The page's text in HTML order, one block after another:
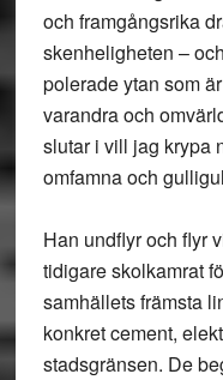
och framgångsrika
skenheligheten –
polerade ytan som
varandra och
slutar i vill jag krypa
omfamna och
Han undflyr och flyr
tidigare skolkamrat
samhällets främsta
konkret cement,
stadsgränsen. De